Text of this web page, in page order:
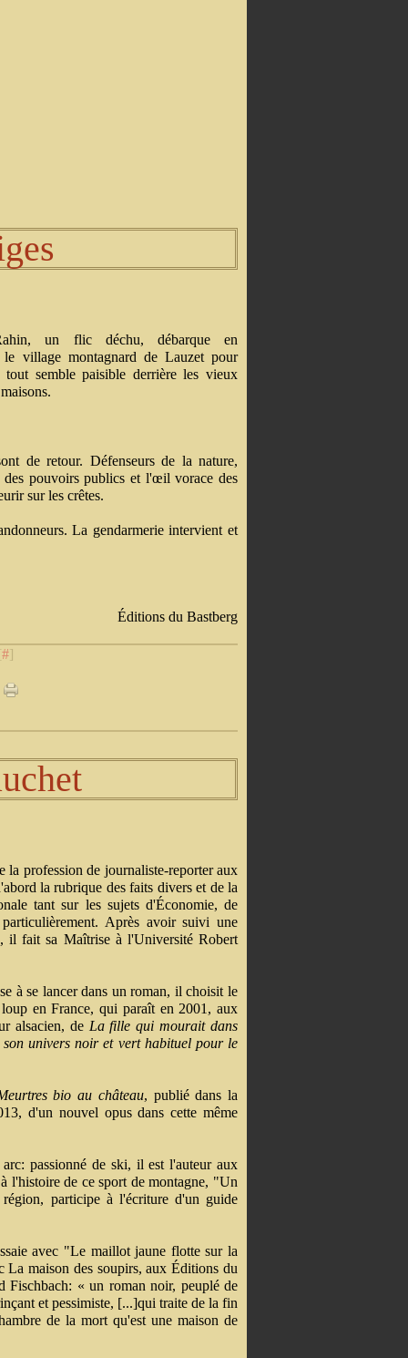
un flic déchu, débarque en
village montagnard de Lauzet pour
semble paisible derrière les vieux
de retour. Défenseurs de la nature,
des pouvoirs publics et l'œil vorace des
sur les crêtes.
La gendarmerie intervient et
Éditions du Bastberg
#]
profession de journaliste-reporter aux
la rubrique des faits divers et de la
tant sur les sujets d'Économie, de
Après avoir suivi une
il fait sa Maîtrise à l'Université Robert
à se lancer dans un roman, il choisit le
en France, qui paraît en 2001, aux
alsacien, de La fille qui mourait dans
univers noir et vert habituel pour le
bio au château, publié dans la
d'un nouvel opus dans cette même
passionné de ski, il est l'auteur aux
l'histoire de ce sport de montagne, "Un
participe à l'écriture d'un guide
avec "Le maillot jaune flotte sur la
La maison des soupirs, aux Éditions du
Fischbach: « un roman noir, peuplé de
et pessimiste, [...]qui traite de la fin
de la mort qu'est une maison de